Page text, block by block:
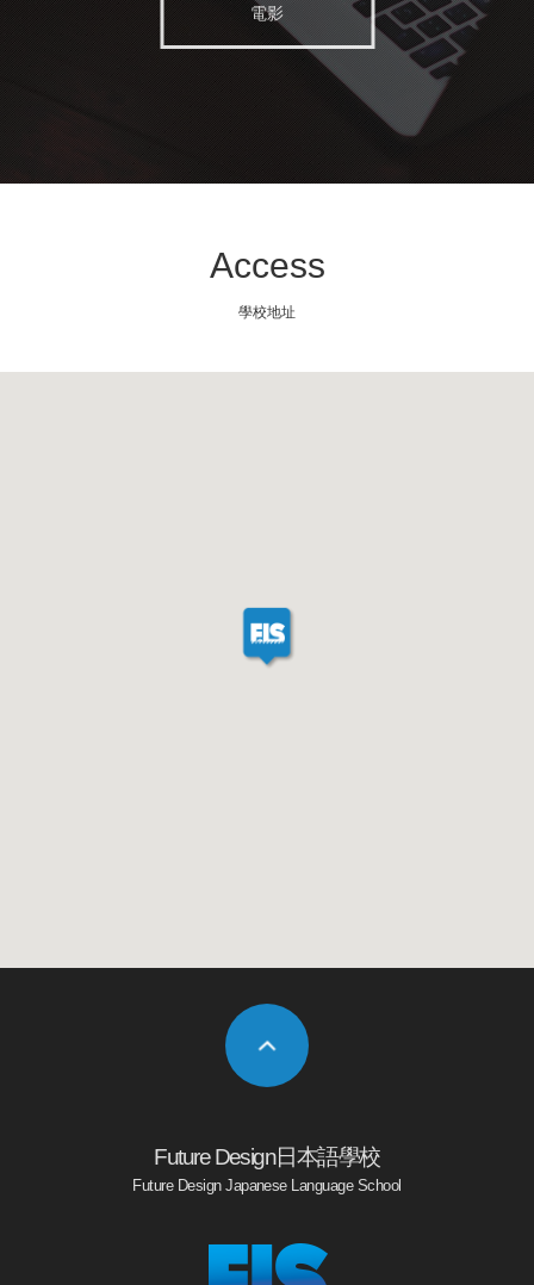
電影
Access
學校地址
Future Design日本語學校
Future Design Japanese Language School